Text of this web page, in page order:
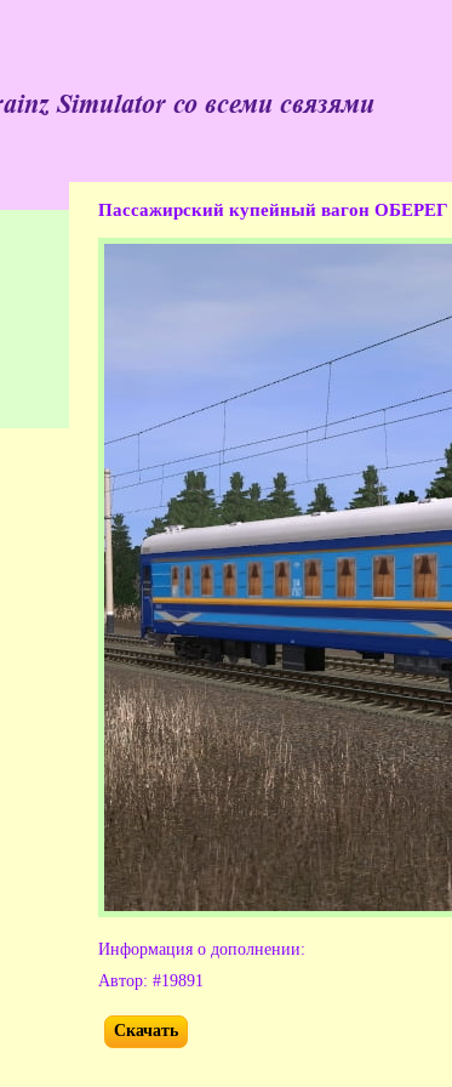
Simulator со всеми связями
Пассажирский купейный вагон ОБЕРЕГ
Информация о дополнении:
Автор: #19891
Скачать